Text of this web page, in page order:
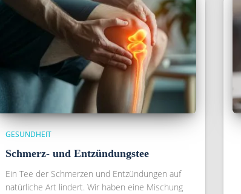
GESUNDHEIT
Schmerz- und Entzündungstee
Ein Tee der Schmerzen und Entzündungen auf
natürliche Art lindert. Wir haben eine Mischung